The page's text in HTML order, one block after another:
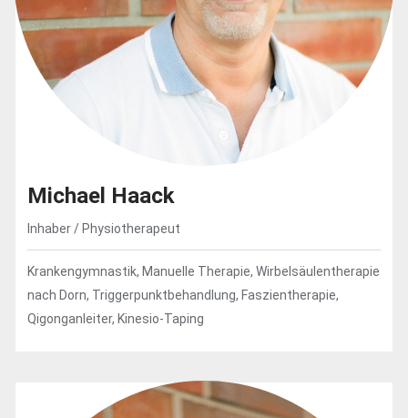
Michael Haack
Inhaber / Physiotherapeut
Krankengymnastik, Manuelle Therapie, Wirbelsäulentherapie
nach Dorn, Triggerpunktbehandlung, Faszientherapie,
Qigonganleiter, Kinesio-Taping